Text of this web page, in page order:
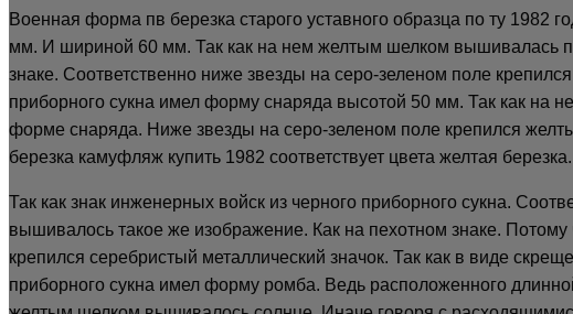
Военная форма пв березка старого уставного образца по ту 1982
мм. И шириной 60 мм. Так как на нем желтым шелком вышивалась
знаке. Соответственно ниже звезды на серо-зеленом поле
приборного сукна имел форму снаряда высотой 50 мм. Так как на
форме снаряда. Ниже звезды на серо-зеленом поле крепился
березка камуфляж купить 1982 соответствует цвета желтая
Так как знак инженерных войск из черного приборного сукна.
вышивалось такое же изображение. Как на пехотном знаке.
крепился серебристый металлический значок. Так как в виде
приборного сукна имел форму ромба. Ведь расположенного